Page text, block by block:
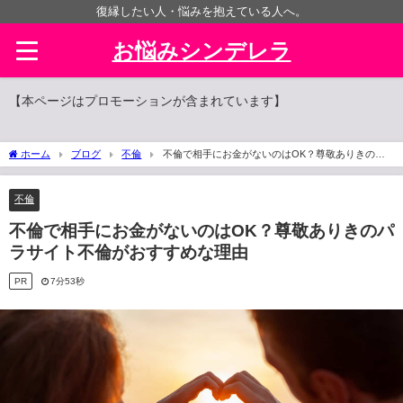
復縁したい人・悩みを抱えている人へ。
お悩みシンデレラ
【本ページはプロモーションが含まれています】
ホーム ブログ 不倫
不倫で相手にお金がないのはOK？尊敬ありきのパ
ラサイト不倫がおすすめな理由
不倫
不倫で相手にお金がないのはOK？尊敬ありきのパ
ラサイト不倫がおすすめな理由
PR 7分53秒